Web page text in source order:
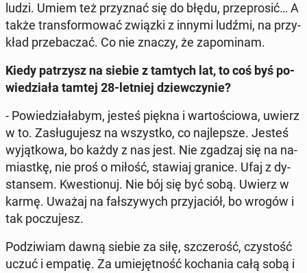
ludzi. Umiem też przy­znać się do błędu, prze­pro­sić… A
także trans­for­mo­wać związki z innymi ludźmi, na przy­
kład prze­ba­czać. Co nie znaczy, że za­po­mi­nam.
Kiedy pa­trzysz na siebie z tamtych lat, to coś byś po­
wie­dzia­ła tamtej 28-letniej dziew­czy­nie?
- Po­wie­dzia­ła­bym, jesteś piękna i war­to­ścio­wa, uwierz
w to. Za­słu­gu­jesz na wszyst­ko, co naj­lep­sze. Jesteś
wy­jąt­ko­wa, bo każdy z nas jest. Nie zgadzaj się na na­
miast­kę, nie proś o miłość, stawiaj granice. Ufaj z dy­
stan­sem. Kwe­stio­nuj. Nie bój się być sobą. Uwierz w
karmę. Uważaj na fał­szy­wych przy­ja­ciół, bo wrogów i
tak po­czu­jesz.
Po­dzi­wiam dawną siebie za siłę, szcze­rość, czy­stość
uczuć i empatię. Za umie­jęt­ność ko­cha­nia całą sobą i